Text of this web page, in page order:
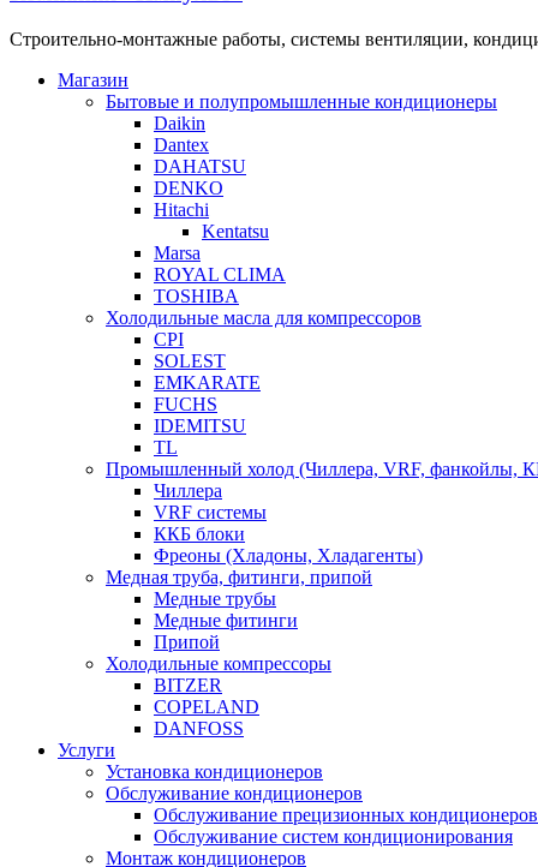
Строительно-монтажные работы, системы вентиляции,
Магазин
Бытовые и полупромышленные кондиционеры
Daikin
Dantex
DAHATSU
DENKO
Hitachi
Kentatsu
Marsa
ROYAL CLIMA
TOSHIBA
Холодильные масла для компрессоров
CPI
SOLEST
EMKARATE
FUCHS
IDEMITSU
TL
Промышленный холод (Чиллера, VRF, фанкойлы,
Чиллера
VRF системы
ККБ блоки
Фреоны (Хладоны, Хладагенты)
Медная труба, фитинги, припой
Медные трубы
Медные фитинги
Припой
Холодильные компрессоры
BITZER
COPELAND
DANFOSS
Услуги
Установка кондиционеров
Обслуживание кондиционеров
Обслуживание прецизионных кондиционеров
Обслуживание систем кондиционирования
Монтаж кондиционеров